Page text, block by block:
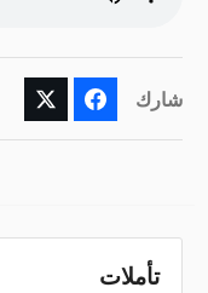
شارك
تأملات